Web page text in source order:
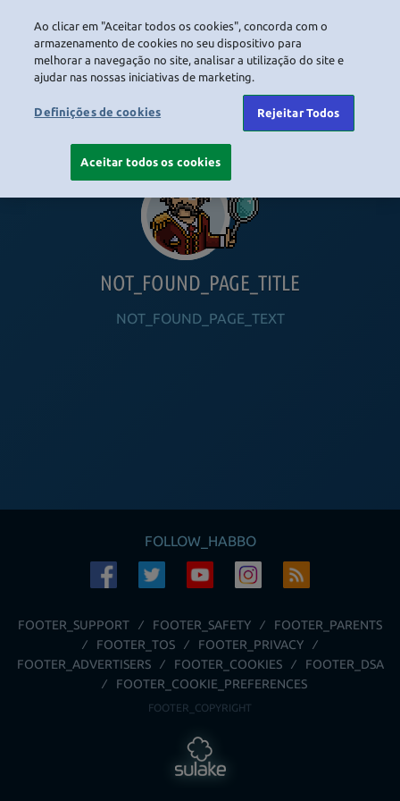
NOT_FOUND_PAGE_TITLE
NOT_FOUND_PAGE_TEXT
FOLLOW_HABBO
FOOTER_SUPPORT FOOTER_SAFETY
FOOTER_PARENTS
FOOTER_TOS
FOOTER_PRIVACY
FOOTER_ADVERTISERS
FOOTER_COOKIES
FOOTER_DSA
FOOTER_COOKIE_PREFERENCES
FOOTER_COPYRIGHT
Ao clicar em "Aceitar todos os cookies", concorda com o
armazenamento de cookies no seu dispositivo para
melhorar a navegação no site, analisar a utilização do site e
ajudar nas nossas iniciativas de marketing.
Definições de cookies Rejeitar Todos
Aceitar todos os cookies